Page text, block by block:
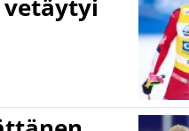
vetäytyi